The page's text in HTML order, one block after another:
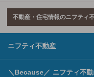
不動産・住宅情報のニフティ
ニフティ不動産
＼Because／ ニフティ不